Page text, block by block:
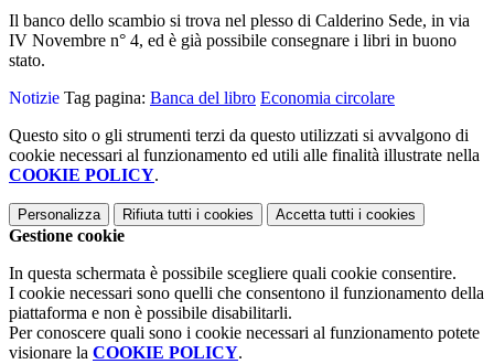
Il banco dello scambio si trova nel plesso di Calderino Sede, in via
IV Novembre n° 4, ed è già possibile consegnare i libri in buono
stato.
Notizie Tag pagina: Banca del libro Economia circolare
Questo sito o gli strumenti terzi da questo utilizzati si avvalgono di
cookie necessari al funzionamento ed utili alle finalità illustrate nella
COOKIE POLICY.
Personalizza Rifiuta tutti i cookies Accetta tutti i cookies
Gestione cookie
In questa schermata è possibile scegliere quali cookie consentire.
I cookie necessari sono quelli che consentono il funzionamento della
piattaforma e non è possibile disabilitarli.
Per conoscere quali sono i cookie necessari al funzionamento potete
visionare la COOKIE POLICY.